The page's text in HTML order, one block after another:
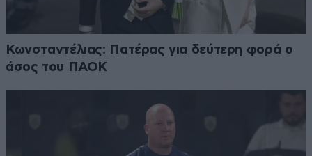
Κωνσταντέλιας: Πατέρας για δεύτερη φορά ο
άσος του ΠΑΟΚ